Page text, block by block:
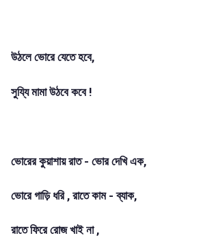
উঠলে ভোরে যেতে হবে,
সুয্যি মামা উঠবে কবে !
ভোরের কুয়াশায় রাত - ভোর দেখি এক,
ভোরে গাড়ি ধরি , রাতে কাম - ব্যাক,
রাতে ফিরে রোজ খাই না ,